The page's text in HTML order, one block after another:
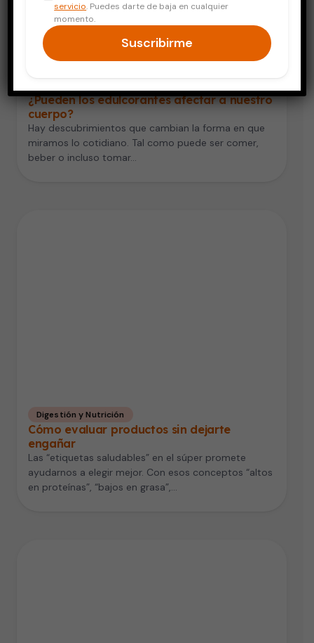
¿Pueden los edulcorantes afectar a nuestro
cuerpo?
Hay descubrimientos que cambian la forma en que
miramos lo cotidiano. Tal como puede ser comer,
beber o incluso tomar…
Digestión y Nutrición
Cómo evaluar productos sin dejarte
engañar
Las “etiquetas saludables” en el súper promete
ayudarnos a elegir mejor. Con esos conceptos “altos
en proteínas”, “bajos en grasa”,…
servicio. Puedes darte de baja en cualquier
momento.
Suscribirme